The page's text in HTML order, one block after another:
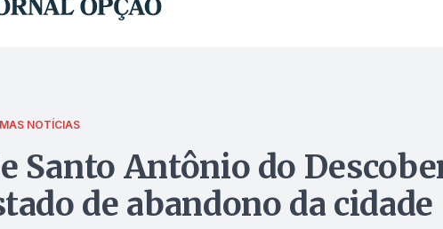
NOTÍCIAS
Santo Antônio do
de abandono da cidade